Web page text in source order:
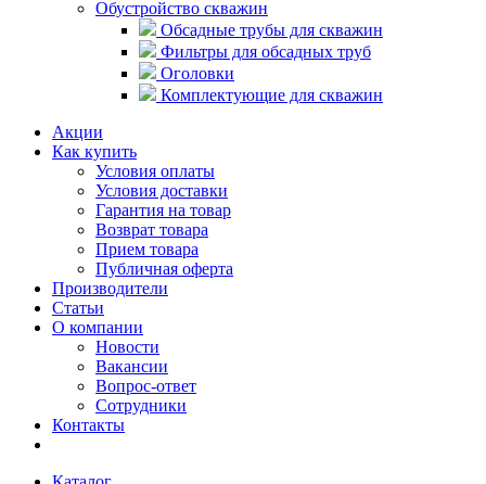
Обустройство скважин
Обсадные трубы для скважин
Фильтры для обсадных труб
Оголовки
Комплектующие для скважин
Акции
Как купить
Условия оплаты
Условия доставки
Гарантия на товар
Возврат товара
Прием товара
Публичная оферта
Производители
Статьи
О компании
Новости
Вакансии
Вопрос-ответ
Сотрудники
Контакты